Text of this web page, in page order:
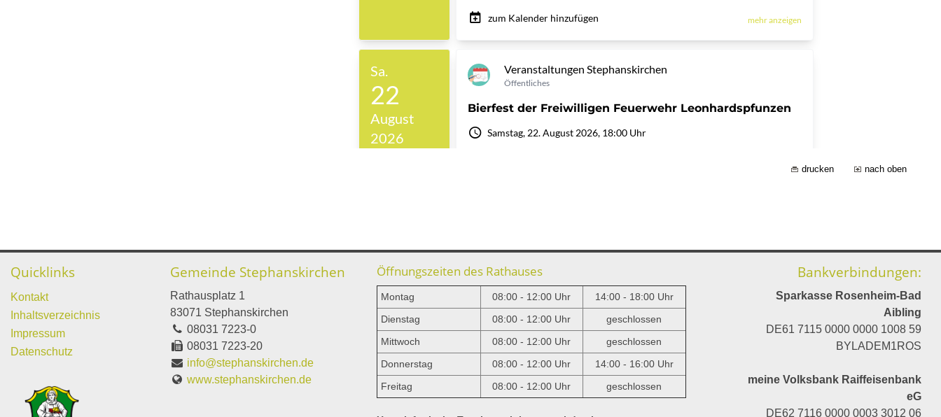
drucken nach oben
Quicklinks
Kontakt
Inhaltsverzeichnis
Impressum
Datenschutz
Gemeinde Stephanskirchen
Rathausplatz 1
83071 Stephanskirchen
08031 7223-0
08031 7223-20
info@stephanskirchen.de
www.stephanskirchen.de
Öffnungszeiten des Rathauses
Montag 08:00 - 12:00 Uhr
14:00 - 18:00 Uhr
Dienstag
08:00 - 12:00 Uhr
geschlossen
Mittwoch
08:00 - 12:00 Uhr
geschlossen
Donnerstag
08:00 - 12:00 Uhr
14:00 - 16:00 Uhr
Freitag
08:00 - 12:00 Uhr geschlossen
Bankverbindungen:
Sparkasse Rosenheim-Bad
Aibling
DE61 7115 0000 0000 1008 59
BYLADEM1ROS
meine Volksbank Raiffeisenbank
eG
DE62 7116 0000 0003 3012 06